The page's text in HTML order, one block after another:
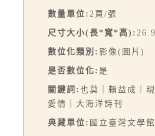
數量單位: 2頁/張
尺寸大小(長*寬*高):
數位化類別: 影像(圖片)
是否數位化: 是
關鍵詞: 也莫｜賴益成｜
愛情｜大海洋詩刊
典藏單位: 國立臺灣文學館